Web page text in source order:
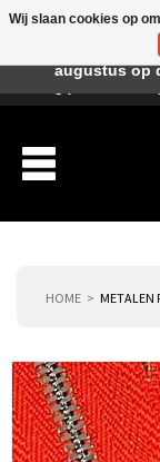
Producten
Over ons
HOME METALEN
Wij slaan cookies op
Beste klant,
augustus op